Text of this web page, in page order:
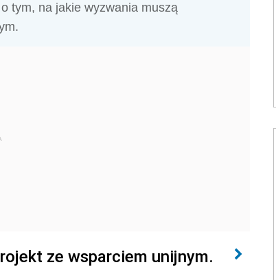
tym, na jakie wyzwania muszą
ze wsparciem unijnym.